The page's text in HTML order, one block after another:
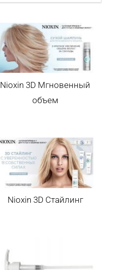
Nioxin 3D Мгновенный
объем
Nioxin 3D Стайлинг